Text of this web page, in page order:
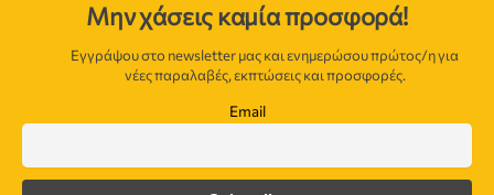
Μην χάσεις καμία προσφορά!
Εγγράψου στο newsletter μας και ενημερώσου πρώτος/η για
νέες παραλαβές, εκπτώσεις και προσφορές.
Email